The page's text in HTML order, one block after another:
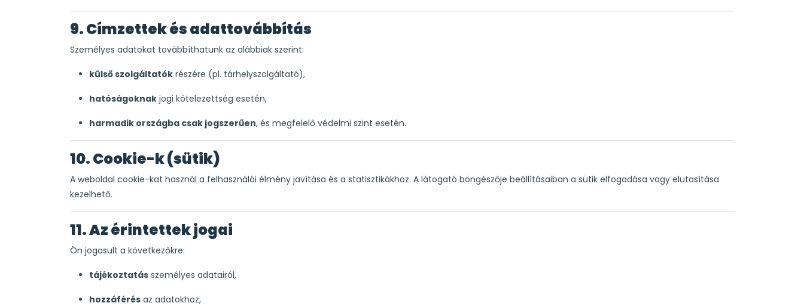
9. Címzettek és adattovábbítás
Személyes adatokat továbbíthatunk az alábbiak szerint:
külső szolgáltatók részére (pl. tárhelyszolgáltató),
hatóságoknak jogi kötelezettség esetén,
harmadik országba csak jogszerűen, és megfelelő védelmi szint esetén.
10. Cookie-k (sütik)
A weboldal cookie-kat használ a felhasználói élmény javítása és a statisztikákhoz. A látogató böngészője beállításaiban a sütik elfogadása vagy elutasítása
kezelhető.
11. Az érintettek jogai
Ön jogosult a következőkre:
tájékoztatás személyes adatairól,
hozzáférés az adatokhoz,